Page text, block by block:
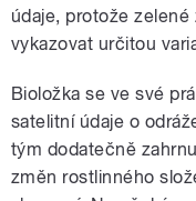
údaje, protože
vykazovat určitou
Bioložka se ve své
satelitní údaje o
tým dodatečně
změn rostlinného